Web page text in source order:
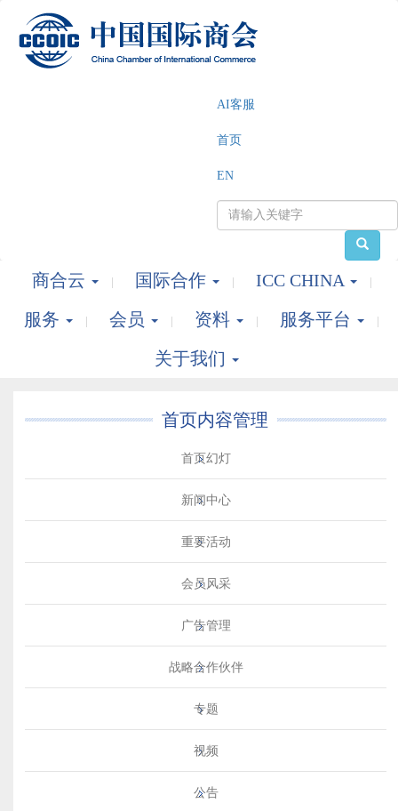
AI客服
首页
EN
商合云 国际合作
ICC CHINA
服务
会员 资料
服务平台
关于我们
首页内容管理
首页幻灯
新闻中心
重要活动
会员风采
广告管理
战略合作伙伴
专题
视频
公告